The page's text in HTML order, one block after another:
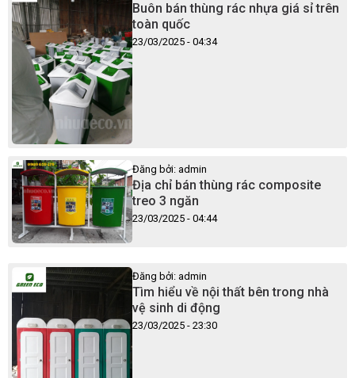
Buôn bán thùng rác nhựa giá sỉ trên
toàn quốc
23/03/2025 - 04:34
Đăng bởi: admin
Địa chỉ bán thùng rác composite
treo 3 ngăn
23/03/2025 - 04:44
Đăng bởi: admin
Tìm hiểu về nội thất bên trong nhà
vệ sinh di động
23/03/2025 - 23:30